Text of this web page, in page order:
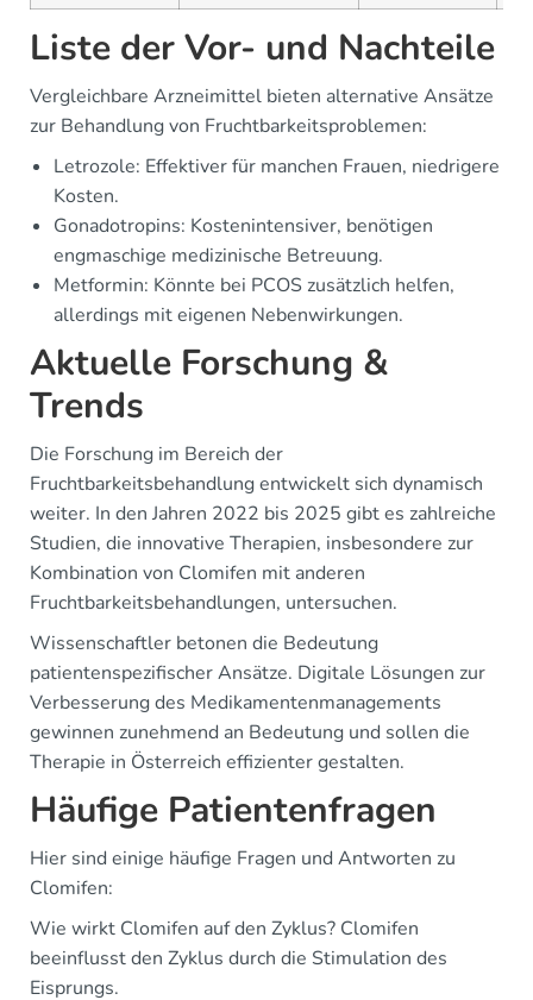
Liste der Vor- und Nachteile
Vergleichbare Arzneimittel bieten alternative Ansätze
zur Behandlung von Fruchtbarkeitsproblemen:
Letrozole: Effektiver für manchen Frauen, niedrigere
Kosten.
Gonadotropins: Kostenintensiver, benötigen
engmaschige medizinische Betreuung.
Metformin: Könnte bei PCOS zusätzlich helfen,
allerdings mit eigenen Nebenwirkungen.
Aktuelle Forschung &
Trends
Die Forschung im Bereich der
Fruchtbarkeitsbehandlung entwickelt sich dynamisch
weiter. In den Jahren 2022 bis 2025 gibt es zahlreiche
Studien, die innovative Therapien, insbesondere zur
Kombination von Clomifen mit anderen
Fruchtbarkeitsbehandlungen, untersuchen.
Wissenschaftler betonen die Bedeutung
patientenspezifischer Ansätze. Digitale Lösungen zur
Verbesserung des Medikamentenmanagements
gewinnen zunehmend an Bedeutung und sollen die
Therapie in Österreich effizienter gestalten.
Häufige Patientenfragen
Hier sind einige häufige Fragen und Antworten zu
Clomifen:
Wie wirkt Clomifen auf den Zyklus? Clomifen
beeinflusst den Zyklus durch die Stimulation des
Eisprungs.